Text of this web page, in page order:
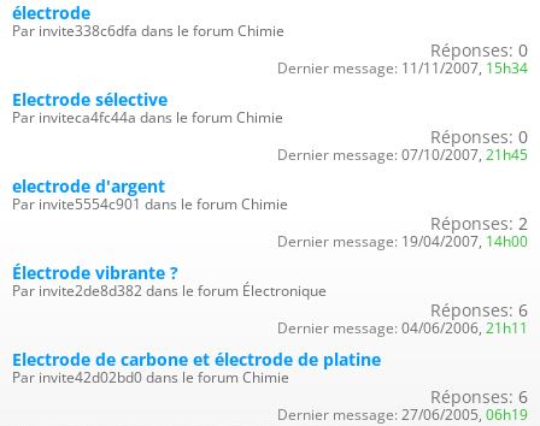
électrode
Par invite338c6dfa dans le forum Chimie
Réponses: 0
Dernier message: 11/11/2007, 15h34
Electrode sélective
Par inviteca4fc44a dans le forum Chimie
Réponses: 0
Dernier message: 07/10/2007, 21h45
electrode d'argent
Par invite5554c901 dans le forum Chimie
Réponses: 2
Dernier message: 19/04/2007, 14h00
Électrode vibrante ?
Par invite2de8d382 dans le forum Électronique
Réponses: 6
Dernier message: 04/06/2006, 21h11
Electrode de carbone et électrode de platine
Par invite42d02bd0 dans le forum Chimie
Réponses: 6
Dernier message: 27/06/2005, 06h19